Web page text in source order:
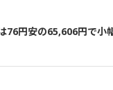
76円安の65,606円で